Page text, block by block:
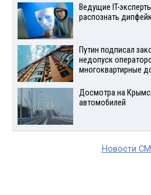
Ведущие IT-
распознать
Путин подписал
недопуск
многоквартирные
Досмотра на
автомобилей
Новости